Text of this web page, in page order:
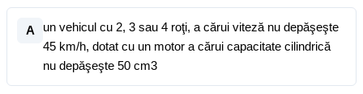
A
un vehicul cu 2, 3 sau 4 roţi, a cărui viteză nu depăşeşte
45 km/h, dotat cu un motor a cărui capacitate cilindrică
nu depăşeşte 50 cm3